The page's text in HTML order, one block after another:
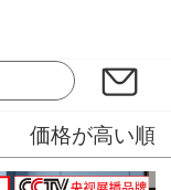
価格が高い順